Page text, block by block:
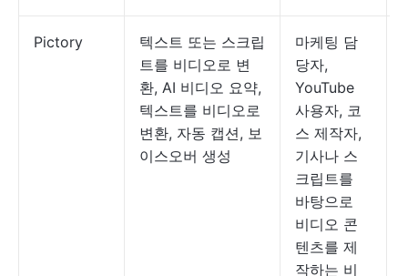
Pictory
텍스트 또는 스크립
트를 비디오로 변
환, AI 비디오 요약,
텍스트를 비디오로
변환, 자동 캡션, 보
이스오버 생성
마케팅 담
당자,
YouTube
사용자, 코
스 제작자,
기사나 스
크립트를
바탕으로
비디오 콘
텐츠를 제
작하는 비